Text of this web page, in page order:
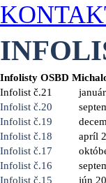
Infolisty OSBD
Infolist č.21
Infolist č.20
Infolist č.19
Infolist č.18
apríl
Infolist č.17
Infolist č.16
Infolist č.15
jún